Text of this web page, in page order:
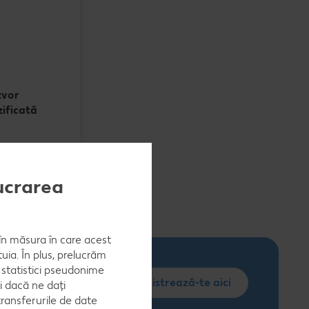
Înregistrează-te aici
măsura în care acest
În plus, prelucrăm
pseudonime
dacă ne dați
de date